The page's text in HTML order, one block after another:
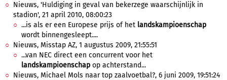
Nieuws, 'Huldiging in geval van bekerzege waarschijnlijk in
stadion', 21 april 2010, 08:00:23
...is als er een Europese prijs of het landskampioenschap
wordt binnengesleept....
Nieuws, Misstap AZ, 1 augustus 2009, 21:55:51
...van NEC direct een concurrent voor het
landskampioenschap op achterstand...
Nieuws, Michael Mols naar top zaalvoetbal?, 6 juni 2009, 19:51:24